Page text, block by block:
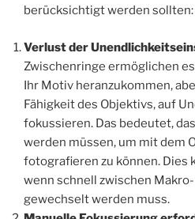
berücksichtigt werden sollten:
Verlust der
Zwischenringe ermöglichen
Ihr Motiv heranzukommen,
Fähigkeit des Objektivs, auf
fokussieren. Das bedeutet,
werden müssen, um mit dem
fotografieren zu können. Dies
wenn schnell zwischen
gewechselt werden muss.